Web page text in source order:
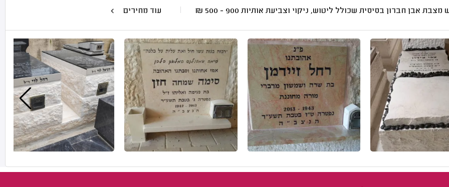
מצבת אבן חברון בסיסית שכולל ליטוש, ניקוי וצביעת אותיות 900 - 500
₪ עוד מחירים